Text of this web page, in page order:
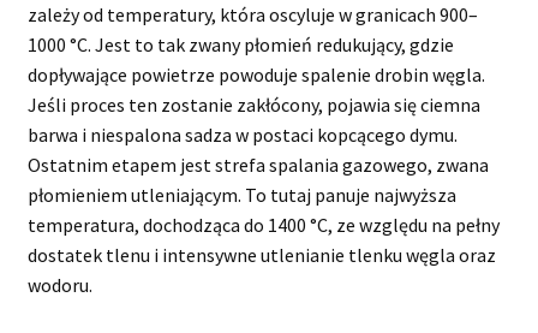
zależy od temperatury, która oscyluje w granicach 900–
1000 °C. Jest to tak zwany płomień redukujący, gdzie
dopływające powietrze powoduje spalenie drobin węgla.
Jeśli proces ten zostanie zakłócony, pojawia się ciemna
barwa i niespalona sadza w postaci kopcącego dymu.
Ostatnim etapem jest strefa spalania gazowego, zwana
płomieniem utleniającym. To tutaj panuje najwyższa
temperatura, dochodząca do 1400 °C, ze względu na pełny
dostatek tlenu i intensywne utlenianie tlenku węgla oraz
wodoru.